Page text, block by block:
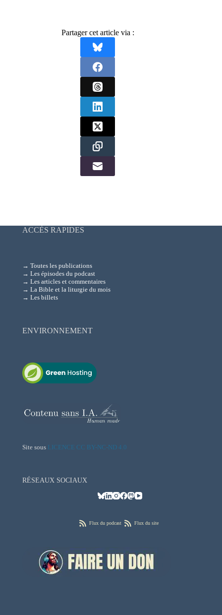
Partager cet article via :
ACCÈS RAPIDES
→ Toutes les publications
→ Les épisodes du podcast
→ Les articles et commentaires
→ La Bible et la liturgie du mois
→ Les billets
ENVIRONNEMENT
Site sous LICENCE CC BY-NC-ND 4.0
RÉSEAUX SOCIAUX
Flux du podcast Flux du site